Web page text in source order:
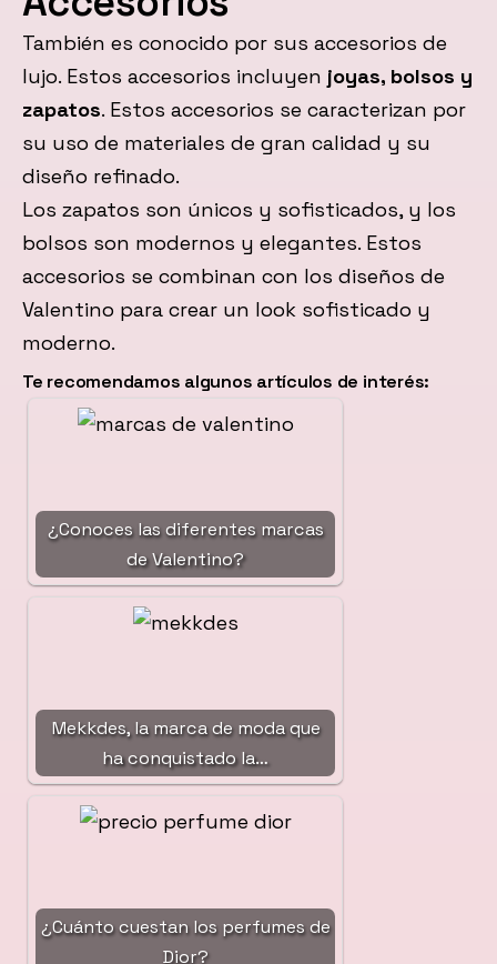
También es conocido por sus accesorios de
lujo. Estos accesorios incluyen joyas, bolsos y
zapatos. Estos accesorios se caracterizan por
su uso de materiales de gran calidad y su
diseño refinado.
Los zapatos son únicos y sofisticados, y los
bolsos son modernos y elegantes. Estos
accesorios se combinan con los diseños de
Valentino para crear un look sofisticado y
moderno.
Te recomendamos algunos artículos de interés:
¿Conoces las diferentes marcas
de Valentino?
Mekkdes, la marca de moda que
ha conquistado la…
¿Cuánto cuestan los perfumes de
Dior?